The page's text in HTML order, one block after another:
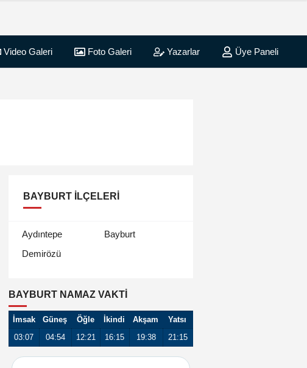
Video Galeri Foto Galeri Yazarlar Üye Paneli
BAYBURT İLÇELERI
Aydıntepe
Bayburt
Demirözü
BAYBURT NAMAZ VAKTİ
İmsak Güneş Öğle İkindi Akşam
Yatsı
03:07
04:54 12:21 16:15 19:38 21:15